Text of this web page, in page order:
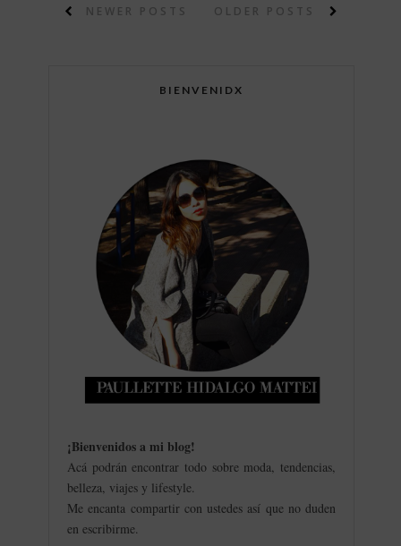
NEWER POSTS OLDER POSTS
BIENVENIDX
¡Bienvenidos a mi blog!
Acá podrán encontrar todo sobre moda, tendencias,
belleza, viajes y lifestyle.
Me encanta compartir con ustedes así que no duden
en escribirme.